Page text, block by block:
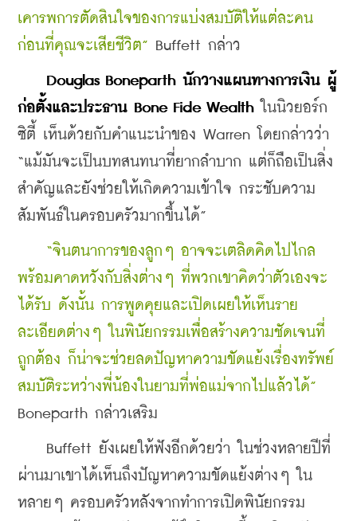
เคารพการตัดสินใจของการแบ่งสมบัติให้แต่ละคน
ก่อนที่คุณจะเสียชีวิต” Buffett กล่าว
Douglas Boneparth นักวางแผนทางการเงิน ผู้
ก่อตั้งและประธาน Bone Fide Wealth ในนิวยอร์ก
ซิตี้ เห็นด้วยกับคำแนะนำของ Warren โดยกล่าวว่า
“แม้มันจะเป็นบทสนทนาที่ยากลำบาก แต่ก็ถือเป็นสิ่ง
สำคัญและยังช่วยให้เกิดความเข้าใจ กระชับความ
สัมพันธ์ในครอบครัวมากขึ้นได้”
“จินตนาการของลูกๆ อาจจะเตลิดคิดไปไกล
พร้อมคาดหวังกับสิ่งต่างๆ ที่พวกเขาคิดว่าตัวเองจะ
ได้รับ ดังนั้น การพูดคุยและเปิดเผยให้เห็นราย
ละเอียดต่างๆ ในพินัยกรรมเพื่อสร้างความชัดเจนที่
ถูกต้อง ก็น่าจะช่วยลดปัญหาความขัดแย้งเรื่องทรัพย์
สมบัติระหว่างพี่น้องในยามที่พ่อแม่จากไปแล้วได้”
Boneparth กล่าวเสริม
Buffett ยังเผยให้ฟังอีกด้วยว่า ในช่วงหลายปีที่
ผ่านมาเขาได้เห็นถึงปัญหาความขัดแย้งต่างๆ ใน
หลายๆ ครอบครัวหลังจากทำการเปิดพินัยกรรม